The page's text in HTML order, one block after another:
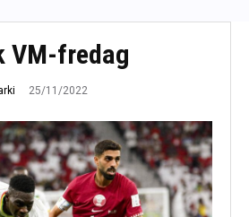
VM-fredag
25/11/2022